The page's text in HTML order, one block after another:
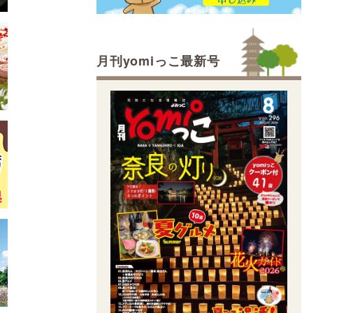
月刊yomiっこ最新号